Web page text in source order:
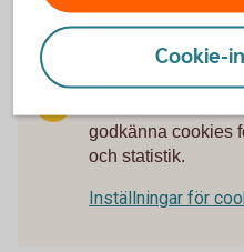
godkänna cookies
och statistik.
Inställningar för
Cookie-